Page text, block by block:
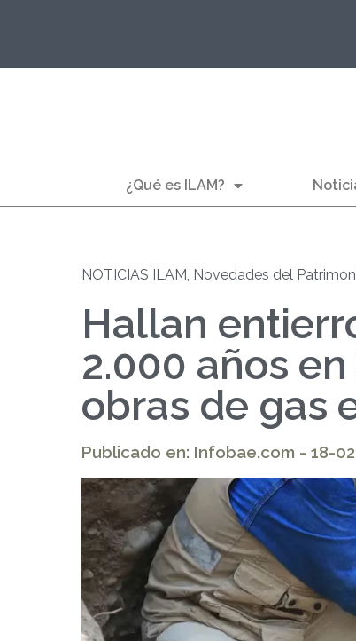
¿Qué es ILAM?
NOTICIAS ILAM, Novedades del
Hallan
2.000 años
obras de gas
Publicado en: Infobae.com - 18-